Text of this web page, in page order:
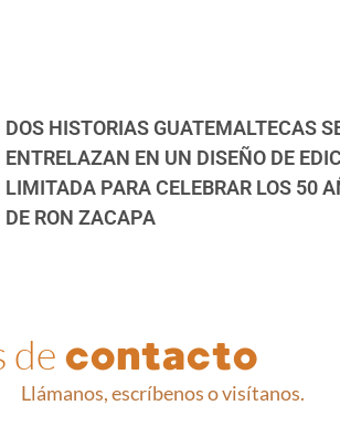
DOS HISTORIAS GUATEMALTECAS
ENTRELAZAN EN UN DISEÑO DE
LIMITADA PARA CELEBRAR LOS 50
DE RON ZACAPA
de contacto
Llámanos, escríbenos o visítanos.